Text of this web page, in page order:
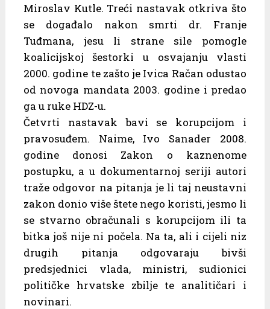
Miroslav Kutle. Treći nastavak otkriva što
se događalo nakon smrti dr. Franje
Tuđmana, jesu li strane sile pomogle
koalicijskoj šestorki u osvajanju vlasti
2000. godine te zašto je Ivica Račan odustao
od novoga mandata 2003. godine i predao
ga u ruke HDZ-u.
Četvrti nastavak bavi se korupcijom i
pravosuđem. Naime, Ivo Sanader 2008.
godine donosi Zakon o kaznenome
postupku, a u dokumentarnoj seriji autori
traže odgovor na pitanja je li taj neustavni
zakon donio više štete nego koristi, jesmo li
se stvarno obračunali s korupcijom ili ta
bitka još nije ni počela. Na ta, ali i cijeli niz
drugih pitanja odgovaraju bivši
predsjednici vlada, ministri, sudionici
političke hrvatske zbilje te analitičari i
novinari.